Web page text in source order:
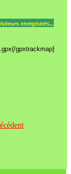
enregistrés...
gpxtrackmap}